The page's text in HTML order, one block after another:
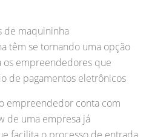
de maquininha
têm se tornando uma opção
os empreendedores que
de pagamentos eletrônicos
empreendedor conta com
de uma empresa já